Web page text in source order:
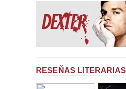
RESEÑAS LITERARIAS